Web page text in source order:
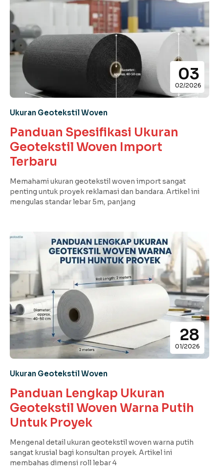
03
02/2026
Ukuran Geotekstil Woven
Panduan Spesifikasi Ukuran
Geotekstil Woven Import
Terbaru
Memahami ukuran geotekstil woven import sangat
penting untuk proyek reklamasi dan bandara. Artikel ini
mengulas standar lebar 5m, panjang
28
01/2026
Ukuran Geotekstil Woven
Panduan Lengkap Ukuran
Geotekstil Woven Warna Putih
Untuk Proyek
Mengenal detail ukuran geotekstil woven warna putih
sangat krusial bagi konsultan proyek. Artikel ini
membahas dimensi roll lebar 4